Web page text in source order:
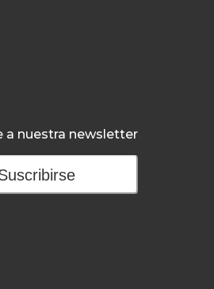
a nuestra newsletter